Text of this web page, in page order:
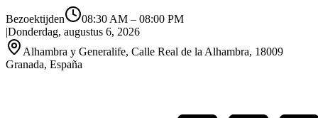
Bezoektijden 08:30 AM – 08:00 PM
|Donderdag, augustus 6, 2026
Alhambra y Generalife, Calle Real de la Alhambra, 18009
Granada, España